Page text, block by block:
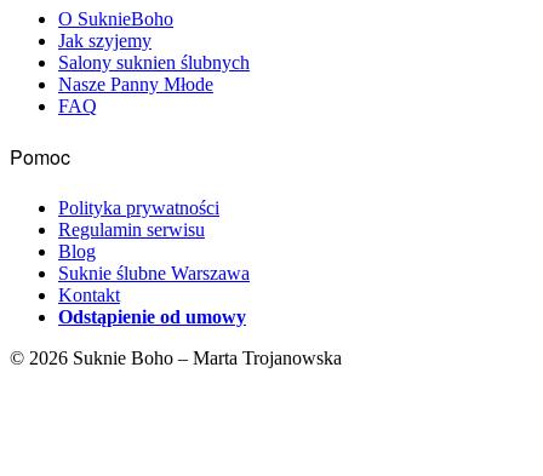
O SuknieBoho
Jak szyjemy
Salony suknien ślubnych
Nasze Panny Młode
FAQ
Pomoc
Polityka prywatności
Regulamin serwisu
Blog
Suknie ślubne Warszawa
Kontakt
Odstąpienie od umowy
© 2026 Suknie Boho – Marta Trojanowska